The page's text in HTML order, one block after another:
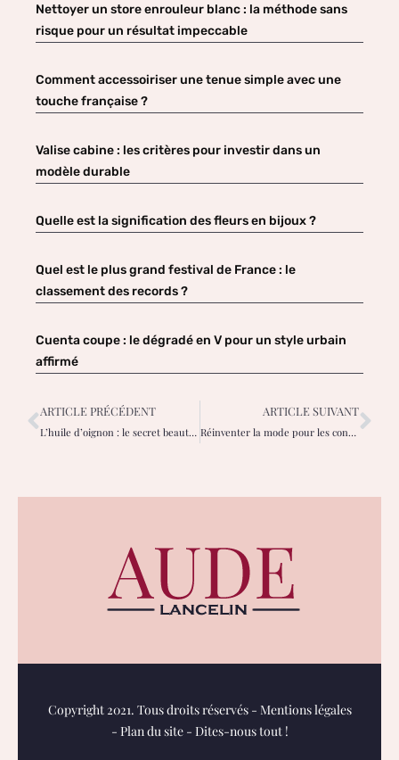
Nettoyer un store enrouleur blanc : la méthode sans
risque pour un résultat impeccable
Comment accessoiriser une tenue simple avec une
touche française ?
Valise cabine : les critères pour investir dans un
modèle durable
Quelle est la signification des fleurs en bijoux ?
Quel est le plus grand festival de France : le
classement des records ?
Cuenta coupe : le dégradé en V pour un style urbain
affirmé
ARTICLE PRÉCÉDENT
L’huile d’oignon : le secret beauté des femmes dévoilé !
ARTICLE SUIVANT
Réinventer la mode pour les consommateurs et les créateurs de demain
Copyright 2021. Tous droits réservés - Mentions légales
- Plan du site- Dites-nous tout !